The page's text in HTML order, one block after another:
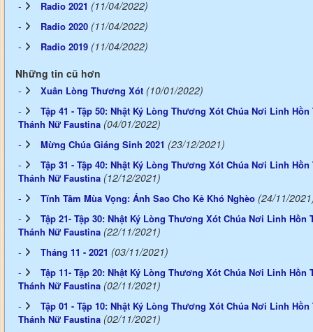
Radio 2021 (11/04/2022)
Radio 2020 (11/04/2022)
Radio 2019 (11/04/2022)
Những tin cũ hơn
Xuân Lòng Thương Xót (10/01/2022)
Tập 41 - Tập 50: Nhật Ký Lòng Thương Xót Chúa Nơi Linh Hồn
Thánh Nữ Faustina (04/01/2022)
Mừng Chúa Giáng Sinh 2021 (23/12/2021)
Tập 31 - Tập 40: Nhật Ký Lòng Thương Xót Chúa Nơi Linh Hồn
Thánh Nữ Faustina (12/12/2021)
Tĩnh Tâm Mùa Vọng: Ánh Sao Cho Kẻ Khó Nghèo (24/11/
Tập 21- Tập 30: Nhật Ký Lòng Thương Xót Chúa Nơi Linh Hồn
Thánh Nữ Faustina (22/11/2021)
Tháng 11 - 2021 (03/11/2021)
Tập 11- Tập 20: Nhật Ký Lòng Thương Xót Chúa Nơi Linh Hồn
Thánh Nữ Faustina (02/11/2021)
Tập 01 - Tập 10: Nhật Ký Lòng Thương Xót Chúa Nơi Linh Hồn
Thánh Nữ Faustina (02/11/2021)